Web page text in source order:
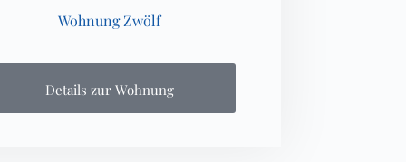
Wohnung Zwölf
Details zur Wohnung